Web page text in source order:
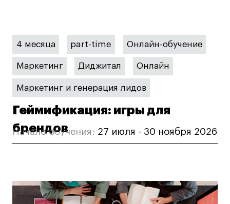
4 месяца part-time Онлайн-обучение
Маркетинг Диджитал Онлайн
Маркетинг и генерация лидов
Геймификация: игры для
брендов
Начало обучения: 27 июля - 30 ноября 2026